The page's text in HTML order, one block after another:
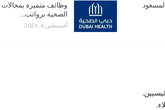
وظائف متميزة بمجالات
الصحية برواتب…
أغسطس 6, 2026